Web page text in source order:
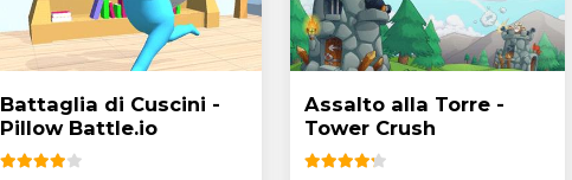
Battaglia di Cuscini -
Pillow Battle.io
Assalto alla Torre -
Tower Crush